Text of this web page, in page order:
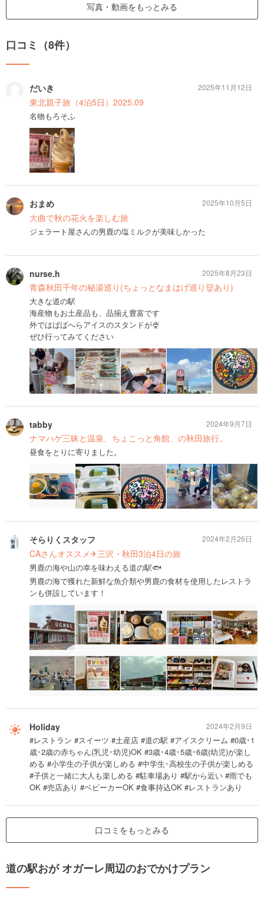
写真・動画をもっとみる
口コミ（8件）
だいき
東北親子旅（4泊5日）2025.09
名物もろそふ
2025年11月12日
おまめ
大曲で秋の花火を楽しむ旅
ジェラート屋さんの男鹿の塩ミルクが美味しかった
2025年10月5日
nurse.h
青森秋田千年の秘湯巡り(ちょっとなまはげ巡り👹あり)
大きな道の駅
海産物もお土産品も、品揃え豊富です
外ではばばへらアイスのスタンドが🍨
ぜひ行ってみてください
2025年8月23日
tabby
ナマハゲ三昧と温泉、ちょこっと角館、の秋田旅行。
昼食をとりに寄りました。
2024年9月7日
そらりくスタッフ
CAさんオススメ✈︎三沢・秋田3泊4日の旅
男鹿の海や山の幸を味わえる道の駅🐟
男鹿の海で獲れた新鮮な魚介類や男鹿の食材を使用したレストラ
ンも併設しています！
2024年2月26日
Holiday
#レストラン #スイーツ #土産店 #道の駅 #アイスクリーム #0歳･1
歳･2歳の赤ちゃん(乳児･幼児)OK #3歳･4歳･5歳･6歳(幼児)が楽し
める #小学生の子供が楽しめる #中学生･高校生の子供が楽しめる
#子供と一緒に大人も楽しめる #駐車場あり #駅から近い #雨でも
OK #売店あり #ベビーカーOK #食事持込OK #レストランあり
2024年2月9日
口コミをもっとみる
道の駅おが オガーレ周辺のおでかけプラン